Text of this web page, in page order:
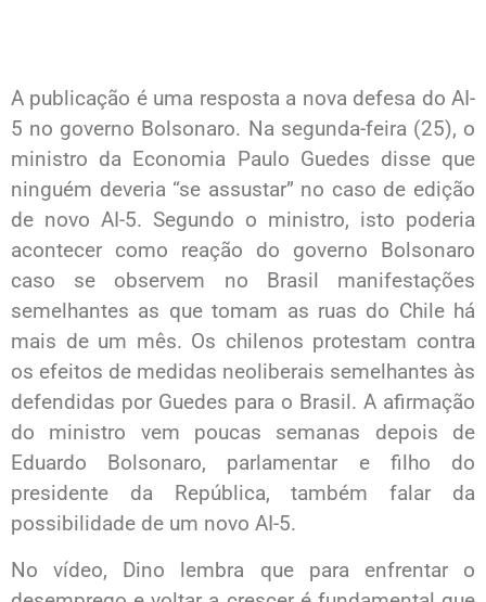
A publicação é uma resposta a nova defesa do AI-
5 no governo Bolsonaro. Na segunda-feira (25), o
ministro da Economia Paulo Guedes disse que
ninguém deveria “se assustar” no caso de edição
de novo AI-5. Segundo o ministro, isto poderia
acontecer como reação do governo Bolsonaro
caso se observem no Brasil manifestações
semelhantes as que tomam as ruas do Chile há
mais de um mês. Os chilenos protestam contra
os efeitos de medidas neoliberais semelhantes às
defendidas por Guedes para o Brasil. A afirmação
do ministro vem poucas semanas depois de
Eduardo Bolsonaro, parlamentar e filho do
presidente da República, também falar da
possibilidade de um novo AI-5.
No vídeo, Dino lembra que para enfrentar o